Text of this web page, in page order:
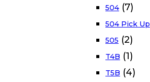
504 (7)
504 Pick Up
505 (2)
T4B (1)
T5B (4)